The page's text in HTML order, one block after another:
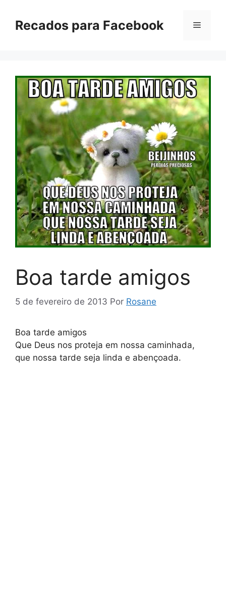
paraRecados para Facebook Menu
Boa tarde amigos
5 de fevereiro de 2013 Por Rosane
Boa tarde amigos
Que Deus nos proteja em nossa caminhada,
que nossa tarde seja linda e abençoada.